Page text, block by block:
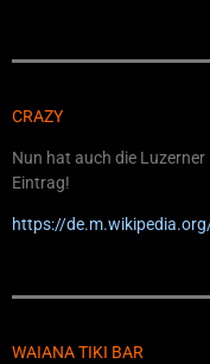
CRAZY
Nun hat auch die
Eintrag!
https://
WAIANA TIKI BAR